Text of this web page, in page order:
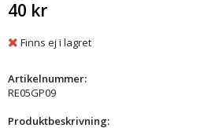
40 kr
Finns ej i lagret
Artikelnummer:
RE05GP09
Produktbeskrivning: